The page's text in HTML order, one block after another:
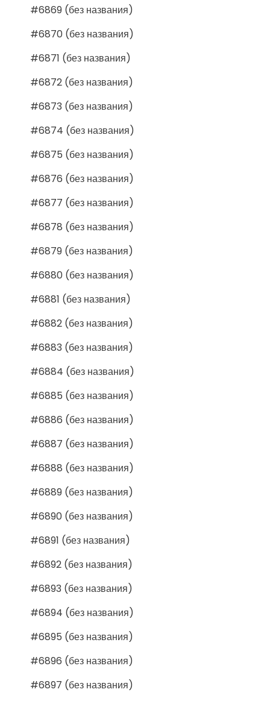
#6869 (без названия)
#6870 (без названия)
#6871 (без названия)
#6872 (без названия)
#6873 (без названия)
#6874 (без названия)
#6875 (без названия)
#6876 (без названия)
#6877 (без названия)
#6878 (без названия)
#6879 (без названия)
#6880 (без названия)
#6881 (без названия)
#6882 (без названия)
#6883 (без названия)
#6884 (без названия)
#6885 (без названия)
#6886 (без названия)
#6887 (без названия)
#6888 (без названия)
#6889 (без названия)
#6890 (без названия)
#6891 (без названия)
#6892 (без названия)
#6893 (без названия)
#6894 (без названия)
#6895 (без названия)
#6896 (без названия)
#6897 (без названия)